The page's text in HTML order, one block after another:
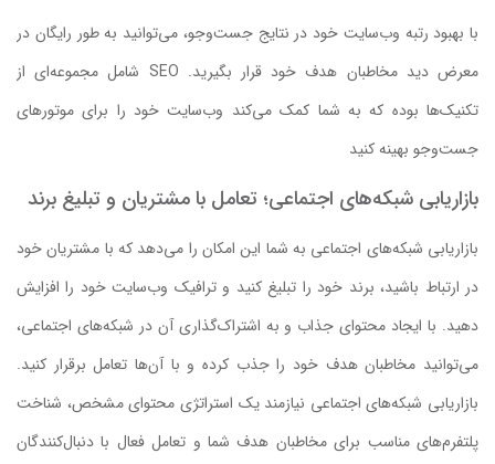
با بهبود رتبه وب‌سایت خود در نتایج جست‌وجو، می‌توانید به طور رایگان در
معرض دید مخاطبان هدف خود قرار بگیرید. SEO شامل مجموعه‌ای از
تکنیک‌ها بوده که به شما کمک می‌کند وب‌سایت خود را برای موتورهای
جست‌وجو بهینه کنید
بازاریابی شبکه‌های اجتماعی؛ تعامل با مشتریان و تبلیغ برند
بازاریابی شبکه‌های اجتماعی به شما این امکان را می‌دهد که با مشتریان خود
در ارتباط باشید، برند خود را تبلیغ کنید و ترافیک وب‌سایت خود را افزایش
دهید. با ایجاد محتوای جذاب و به اشتراک‌گذاری آن در شبکه‌های اجتماعی،
می‌توانید مخاطبان هدف خود را جذب کرده و با آن‌ها تعامل برقرار کنید.
بازاریابی شبکه‌های اجتماعی نیازمند یک استراتژی محتوای مشخص، شناخت
پلتفرم‌های مناسب برای مخاطبان هدف شما و تعامل فعال با دنبال‌کنندگان